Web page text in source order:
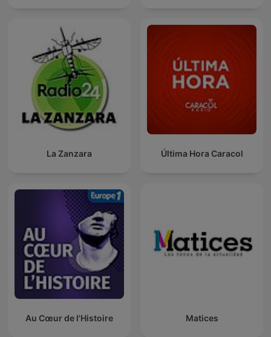
La Zanzara Última Hora Caracol
Au Cœur de l'Histoire Matices